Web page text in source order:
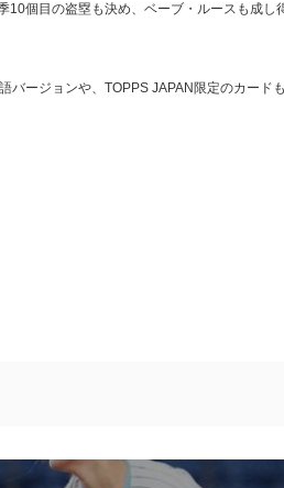
個目の盗塁も決め、ベーブ・ルースも成し
バージョンや、TOPPS JAPAN限定のカード